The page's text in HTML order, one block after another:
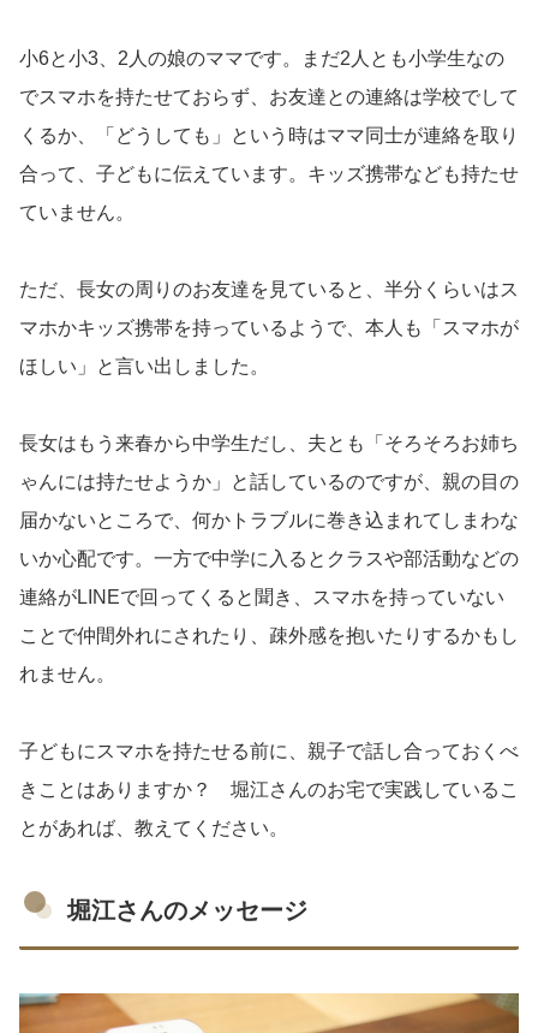
小6と小3、2人の娘のママです。まだ2人とも小学生なの
でスマホを持たせておらず、お友達との連絡は学校でして
くるか、「どうしても」という時はママ同士が連絡を取り
合って、子どもに伝えています。キッズ携帯なども持たせ
ていません。
ただ、長女の周りのお友達を見ていると、半分くらいはス
マホかキッズ携帯を持っているようで、本人も「スマホが
ほしい」と言い出しました。
長女はもう来春から中学生だし、夫とも「そろそろお姉ち
ゃんには持たせようか」と話しているのですが、親の目の
届かないところで、何かトラブルに巻き込まれてしまわな
いか心配です。一方で中学に入るとクラスや部活動などの
連絡がLINEで回ってくると聞き、スマホを持っていない
ことで仲間外れにされたり、疎外感を抱いたりするかもし
れません。
子どもにスマホを持たせる前に、親子で話し合っておくべ
きことはありますか？ 堀江さんのお宅で実践しているこ
とがあれば、教えてください。
堀江さんのメッセージ